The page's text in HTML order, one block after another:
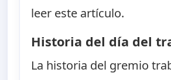
leer este artículo.
Historia del día del
La historia del gremio